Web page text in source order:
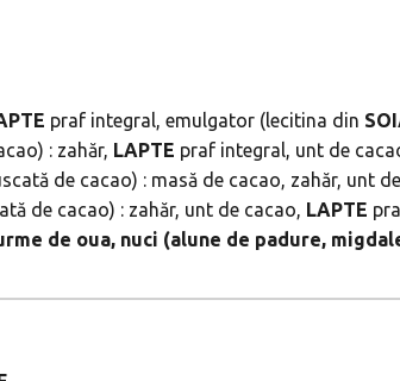
praf integral, emulgator (lecitina din
: zahăr, LAPTE praf integral, unt de
de cacao) : masă de cacao, zahăr, unt
de cacao) : zahăr, unt de cacao, LAPTE
de oua, nuci (alune de padure,